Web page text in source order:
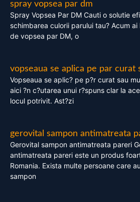
spray vopsea par dm
Spray Vopsea Par DM Cauti o solutie
schimbarea culorii parului tau? Acum
de vopsea par DM, o
vopseaua se aplica pe par curat
Vopseaua se aplic? pe p?r curat sau
aici ?n c?utarea unui r?spuns clar la
locul potrivit. Ast?zi
gerovital sampon antimatreata
Gerovital sampon antimatreata pareri
antimatreata pareri este un produs
Romania. Exista multe persoane care
sampon